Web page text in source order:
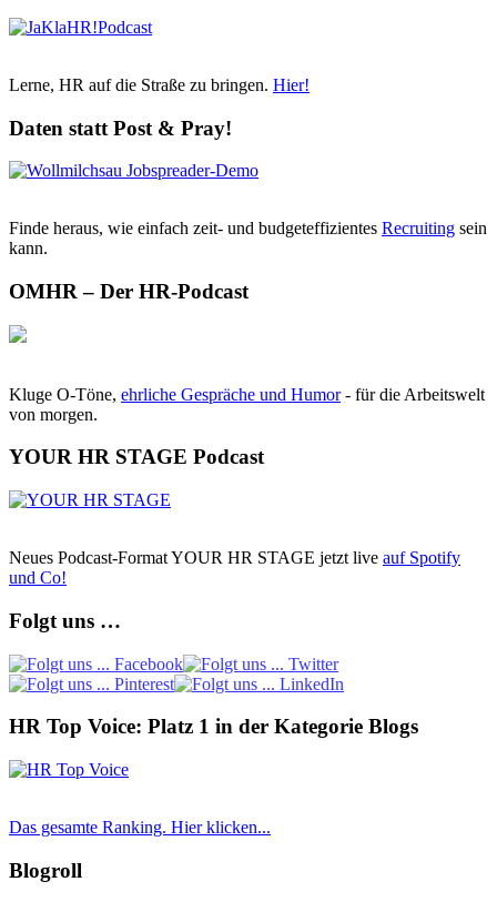
Lerne, HR auf die Straße zu bringen. Hier!
Daten statt Post & Pray!
Finde heraus, wie einfach zeit- und budgeteffizientes Recruiting sein
kann.
OMHR – Der HR-Podcast
Kluge O-Töne, ehrliche Gespräche und Humor- für die Arbeitswelt
von morgen.
YOUR HR STAGE Podcast
Neues Podcast-Format YOUR HR STAGE jetzt live auf Spotify
und Co!
Folgt uns …
HR Top Voice: Platz 1 in der Kategorie Blogs
Das gesamte Ranking. Hier klicken...
Blogroll